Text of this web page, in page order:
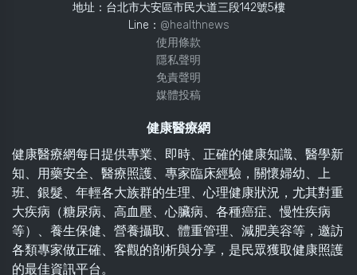
地址：台北市大安區市民大道三段142號5樓
Line： @healthnews
使用條款
隱私聲明
免責聲明
媒體投稿
健康醫療網
健康醫療網每日提供專業、即時、正確的健康知識、醫學新
知、用藥安全、醫療照護、專家臨床經驗，關懷婦幼、上
班、銀髮、年輕各大族群的生理、心理健康狀況，尤其對重
大疾病（糖尿病、高血壓、心臟病、各種癌症、慢性疾病
等）、養生保健、營養攝取、體重管理、減肥美容等，邀訪
各類專家做正確、客觀的剖析與分享，是民眾獲取健康照護
的最佳資訊平台。